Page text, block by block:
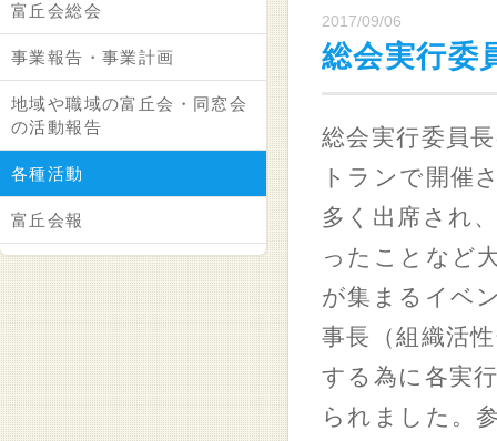
富丘会総会
事業報告・事業計画
地域や職域の富丘会・同窓会
の活動報告
各種活動
富丘会報
2017/09/06
総会実行委
総会実行委員
トランで開催
多く出席され
ったことなど
が集まるイベ
事長（組織活
する為に各実
られました。